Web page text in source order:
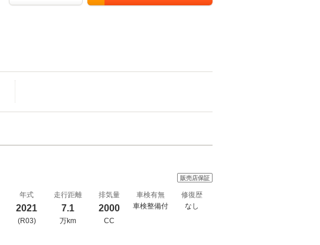
販売店保証
年式
2021
(R03)
走行距離
7.1
万km
排気量
2000
CC
車検有無
車検整備付
修復歴
なし